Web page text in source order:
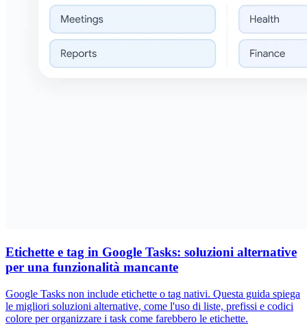
Etichette e tag in Google Tasks: soluzioni alternative
per una funzionalità mancante
Google Tasks non include etichette o tag nativi. Questa guida spiega
le migliori soluzioni alternative, come l'uso di liste, prefissi e codici
colore per organizzare i task come farebbero le etichette.